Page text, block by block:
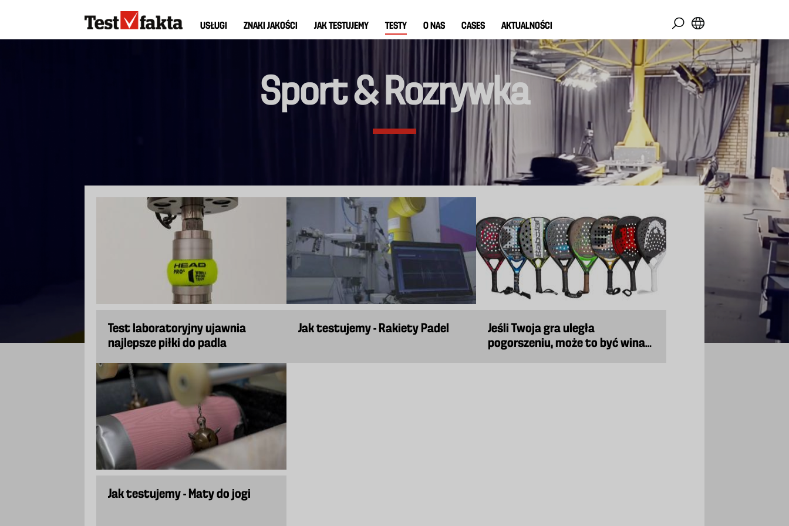
ny
USŁUGI ZNAKI JAKOŚCI JAK TESTUJEMY TESTY O NAS CASES AKTUALNOŚCI
Sport & Rozrywka
Test laboratoryjny ujawnia
najlepsze piłki do padla
Jak testujemy - Rakiety Padel
Jeśli Twoja gra uległa
pogorszeniu, może to być wina
Jak testujemy - Maty do jogi